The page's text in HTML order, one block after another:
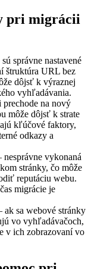
pri migrácii
správne nastavené
štruktúra URL bez
dôjsť k výraznej
vyhľadávania.
prechode na nový
môže dôjsť k strate
kľúčové faktory,
odkazy a
nesprávne vykonaná
stránky, čo môže
reputáciu webu.
migrácie je
ak sa webové stránky
vo vyhľadávačoch,
v ich zobrazovaní vo